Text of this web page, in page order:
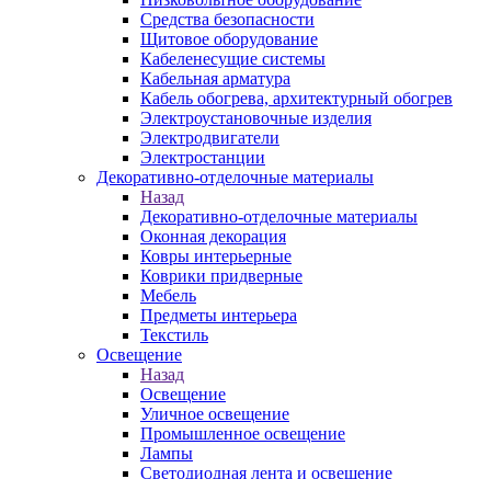
Средства безопасности
Щитовое оборудование
Кабеленесущие системы
Кабельная арматура
Кабель обогрева, архитектурный обогрев
Электроустановочные изделия
Электродвигатели
Электростанции
Декоративно-отделочные материалы
Назад
Декоративно-отделочные материалы
Оконная декорация
Ковры интерьерные
Коврики придверные
Мебель
Предметы интерьера
Текстиль
Освещение
Назад
Освещение
Уличное освещение
Промышленное освещение
Лампы
Светодиодная лента и освещение